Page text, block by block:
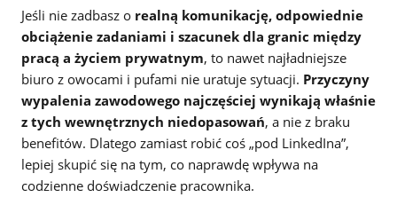
Jeśli nie zadbasz o realną komunikację, odpowiednie
obciążenie zadaniami i szacunek dla granic między
pracą a życiem prywatnym, to nawet najładniejsze
biuro z owocami i pufami nie uratuje sytuacji. Przyczyny
wypalenia zawodowego najczęściej wynikają właśnie
z tych wewnętrznych niedopasowań, a nie z braku
benefitów. Dlatego zamiast robić coś „pod LinkedIna”,
lepiej skupić się na tym, co naprawdę wpływa na
codzienne doświadczenie pracownika.